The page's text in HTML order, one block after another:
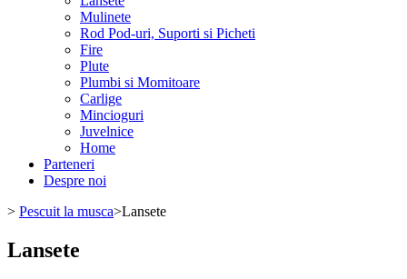
Mulinete
Rod Pod-uri, Suporti si Picheti
Fire
Plute
Plumbi si Momitoare
Carlige
Mincioguri
Juvelnice
Home
Parteneri
Despre noi
> Pescuit la musca>Lansete
Lansete